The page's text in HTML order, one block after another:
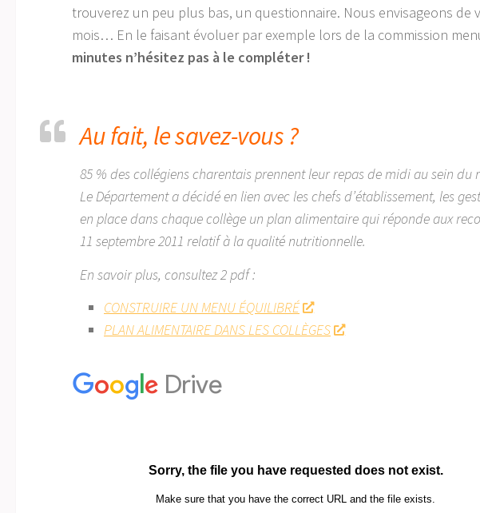
trouverez un peu plus bas, un questionnaire. Nous envisageons de
mois… En le faisant évoluer par exemple lors de la commission
minutes n’hésitez pas à le compléter !
Au fait, le savez-vous ?
85 % des collégiens charentais prennent leur repas de midi au sein du
Le Département a décidé en lien avec les chefs d’établissement, les
en place dans chaque collège un plan alimentaire qui réponde aux
11 septembre 2011 relatif à la qualité nutritionnelle.
En savoir plus, consultez 2 pdf :
CONSTRUIRE UN MENU ÉQUILIBRÉ
PLAN ALIMENTAIRE DANS LES COLLÈGES